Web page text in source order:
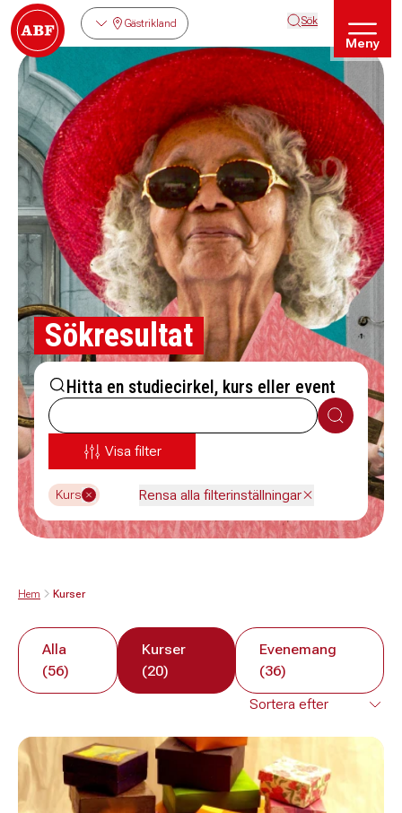
Gästrikland Sök
Meny
Sökresultat
Hitta en studiecirkel, kurs eller event
Sök
Visa filter
Kurs Rensa alla filterinställningar
Hem Kurser
Alla
(56)
Kurser
(20)
Evenemang
(36)